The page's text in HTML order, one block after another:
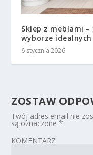
Sklep z meblami
wyborze
6 stycznia 2026
ZOSTAW
Twój adres email nie
są oznaczone*
KOMENTARZ